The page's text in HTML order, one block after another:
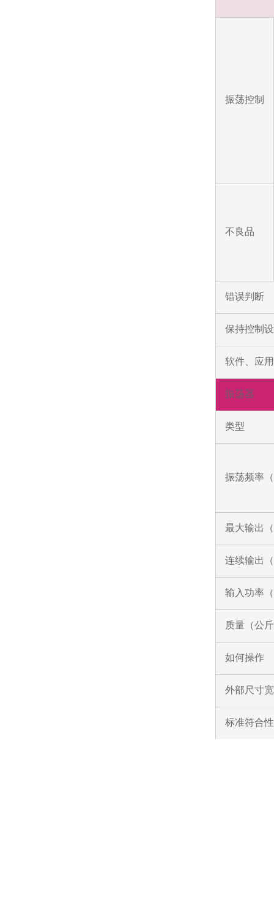
振荡控制
不良品
错误判断
保持控制
软件、应
振荡器
类型
振荡频率
最大输出
连续输出
输入功率
质量（公
如何操作
外部尺寸
标准符合性